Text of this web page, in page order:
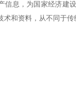
信息，为国家经济建
术和资料，从不同于